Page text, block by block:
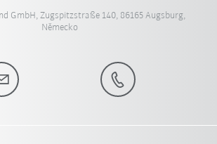
GmbH, Zugspitzstraße 140, 86165 Augsburg,
Německo